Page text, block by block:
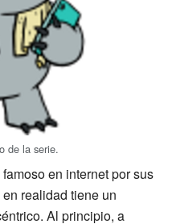
de la serie.
famoso en internet por sus
realidad tiene un
Al principio, a